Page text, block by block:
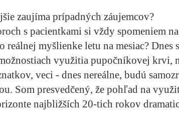
zaujíma prípadných záujemcov?
s pacientkami si vždy spomeniem
reálnej myšlienke letu na mesiac? Dnes
využitia pupočníkovej krvi,
veci - dnes nereálne, budú
Som presvedčený, že pohľad na
najbližších 20-tich rokov